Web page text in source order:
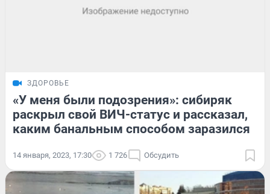
ЗДОРОВЬЕ
«У меня были подозрения»: сибиряк
раскрыл свой ВИЧ-статус и рассказал,
каким банальным способом заразился
14 января, 2023, 17:30 1 726 Обсудить